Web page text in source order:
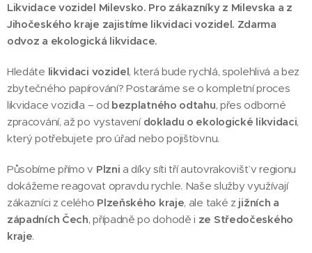
Likvidace vozidel Milevsko. Pro zákazníky z Milevska a z
Jihočeského kraje zajistíme likvidaci vozidel. Zdarma
odvoz a ekologická likvidace.
Hledáte likvidaci vozidel, která bude rychlá, spolehlivá a bez
zbytečného papírování? Postaráme se o kompletní proces
likvidace vozidla – od bezplatného odtahu, přes odborné
zpracování, až po vystavení dokladu o ekologické likvidaci,
který potřebujete pro úřad nebo pojišťovnu.
Působíme přímo v Plzni a díky síti tří autovrakovišť v regionu
dokážeme reagovat opravdu rychle. Naše služby využívají
zákazníci z celého Plzeňského kraje, ale také z jižních a
západních Čech, případně po dohodě i ze Středočeského
kraje.